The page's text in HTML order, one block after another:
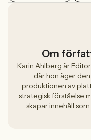
Om
Karin Ahlberg är
där hon äger
produktionen av
strategisk förståelse
skapar innehåll